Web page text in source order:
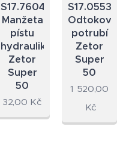
S17.7604
Manžeta
pístu
hydrauliky
Zetor
Super
50
32,00 Kč
S17.0553
Odtokové
potrubí
Zetor
Super
50
1 520,00
Kč